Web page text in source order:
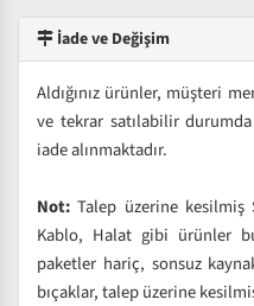
İade ve Değişim
Aldığınız ürünler, müşteri
ve tekrar satılabilir
iade alınmaktadır.
Not: Talep üzerine kesilmiş
Kablo, Halat gibi ürünler
paketler hariç, sonsuz
bıçaklar, talep üzerine